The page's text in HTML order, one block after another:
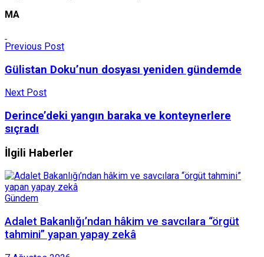
MA
Previous Post
Gülistan Doku’nun dosyası yeniden gündemde
Next Post
Derince’deki yangın baraka ve konteynerlere
sıçradı
İlgili Haberler
Gündem
Adalet Bakanlığı’ndan hâkim ve savcılara “örgüt
tahmini” yapan yapay zekâ